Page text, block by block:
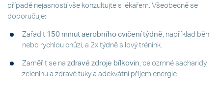
případě nejasností vše konzultujte s lékařem. Všeobecně se
doporučuje:
Zařadit 150 minut aerobního cvičení týdně , například běh
nebo rychlou chůzi, a 2x týdně silový trénink.
Zaměřit se na zdravé zdroje bílkovin , celozrnné sacharidy,
zeleninu a zdravé tuky a adekvátní příjem energie